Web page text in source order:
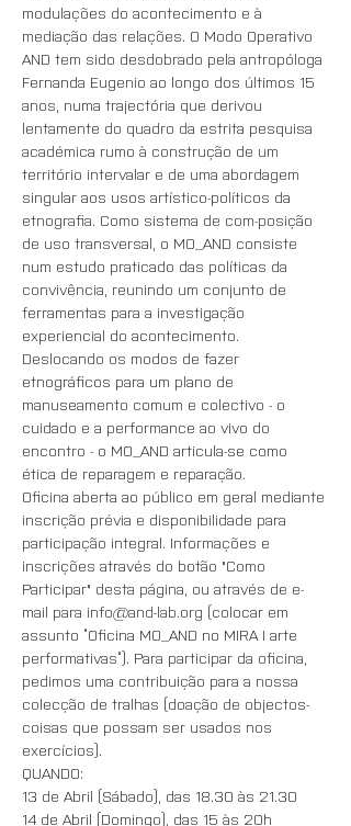
modulações do acontecimento e à
mediação das relações. O Modo Operativo
AND tem sido desdobrado pela antropóloga
Fernanda Eugenio ao longo dos últimos 15
anos, numa trajectória que derivou
lentamente do quadro da estrita pesquisa
académica rumo à construção de um
território intervalar e de uma abordagem
singular aos usos artístico-políticos da
etnografia. Como sistema de com-posição
de uso transversal, o MO_AND consiste
num estudo praticado das políticas da
convivência, reunindo um conjunto de
ferramentas para a investigação
experiencial do acontecimento.
Deslocando os modos de fazer
etnográficos para um plano de
manuseamento comum e colectivo - o
cuidado e a performance ao vivo do
encontro - o MO_AND articula-se como
Oficina aberta ao público em geral mediante
inscrição prévia e disponibilidade para
participação integral. Informações e
inscrições através do botão "Como
Participar" desta página, ou através de e-
mail para info@and-lab.org (colocar em
assunto “Oficina MO_AND no MIRA I arte
performativas”). Para participar da oficina,
pedimos uma contribuição para a nossa
colecção de tralhas (doação de objectos-
coisas que possam ser usados nos